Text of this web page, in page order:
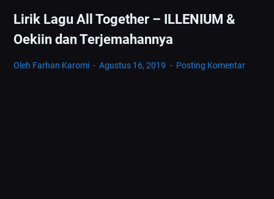
Lirik Lagu All Together – ILLENIUM &
Oekiin dan Terjemahannya
Oleh Farhan Karomi Agustus 16, 2019 Posting Komentar